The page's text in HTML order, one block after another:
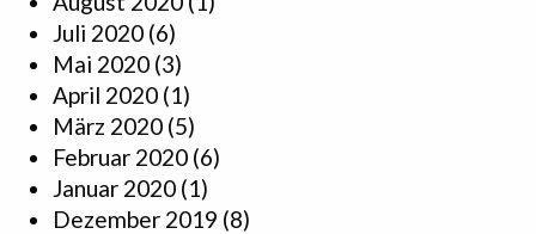
Juli 2020 (6)
Mai 2020 (3)
April 2020 (1)
März 2020 (5)
Februar 2020 (6)
Januar 2020 (1)
Dezember 2019 (8)